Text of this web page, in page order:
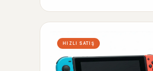
HIZLI SATIŞ